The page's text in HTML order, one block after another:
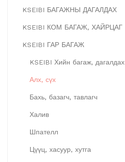
KSEIBI БАГАЖНЫ ДАГАЛДАХ
KSEIBI КОМ БАГАЖ, ХАЙРЦАГ
KSEIBI ГАР БАГАЖ
KSEIBI Хийн багаж, дагалдах
Алх, сүх
Бахь, базагч, тавлагч
Халив
Шпателл
Цүүц, хасуур, хутга